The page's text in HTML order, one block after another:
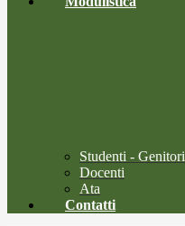
Studenti - Genitori
Docenti
Ata
Contatti